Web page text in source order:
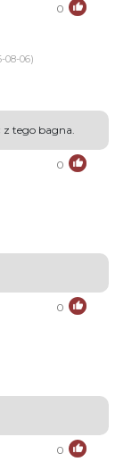
0
08-06)
tego bagna.
0
0
0